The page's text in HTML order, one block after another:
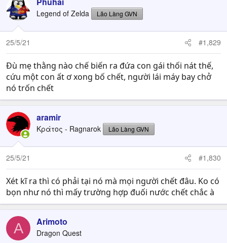
Legend of Zelda Lão Làng GVN
25/5/21 #1,829
Đù mẹ thằng nào chế biến ra đứa con gái thối nát thế,
cứu một con ất ơ xong bố chết, người lái máy bay chở
nó trốn chết
aramir
Κράτος - Ragnarok Lão Làng GVN
25/5/21 #1,830
Xét kĩ ra thì có phải tại nó mà mọi người chết đâu. Ko có
bọn như nó thì mấy trường hợp đuối nước chết chắc à
A Arimoto
Dragon Quest